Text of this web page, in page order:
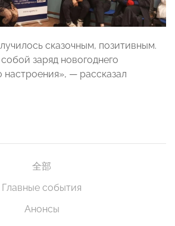
сказочным, позитивным.
заряд новогоднего
настроения», — рассказал
全部
Главные события
Анонсы